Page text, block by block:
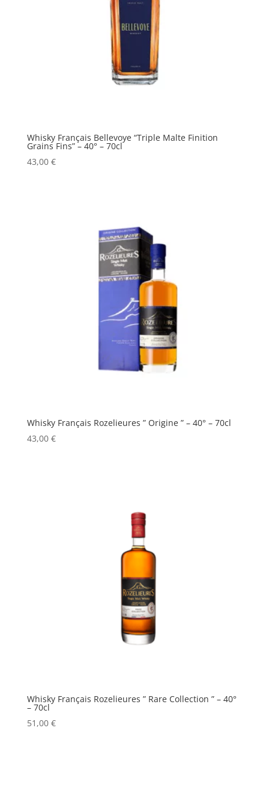
Whisky Français Bellevoye “Triple Malte Finition
Grains Fins” – 40° – 70cl
43,00 €
Whisky Français Rozelieures ” Origine ” – 40° – 70cl
43,00 €
Whisky Français Rozelieures ” Rare Collection ” – 40°
– 70cl
51,00 €